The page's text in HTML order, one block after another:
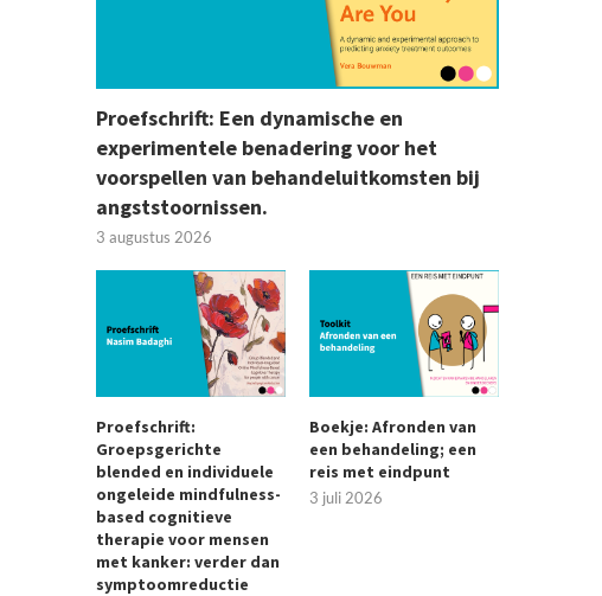
Proefschrift: Een dynamische en
experimentele benadering voor het
voorspellen van behandeluitkomsten bij
angststoornissen.
3 augustus 2026
Proefschrift:
Groepsgerichte
blended en individuele
ongeleide mindfulness-
based cognitieve
therapie voor mensen
met kanker: verder dan
symptoomreductie
Boekje: Afronden van
een behandeling; een
reis met eindpunt
3 juli 2026